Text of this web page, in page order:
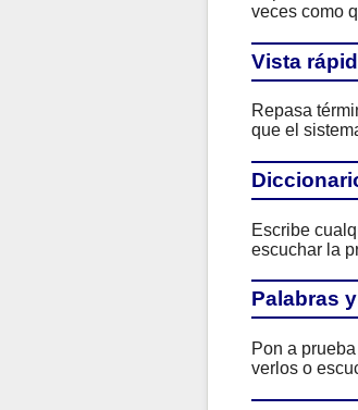
veces como
Vista
Repasa
que el
Escribe
escuchar la
Palabras
Pon a
verlos o